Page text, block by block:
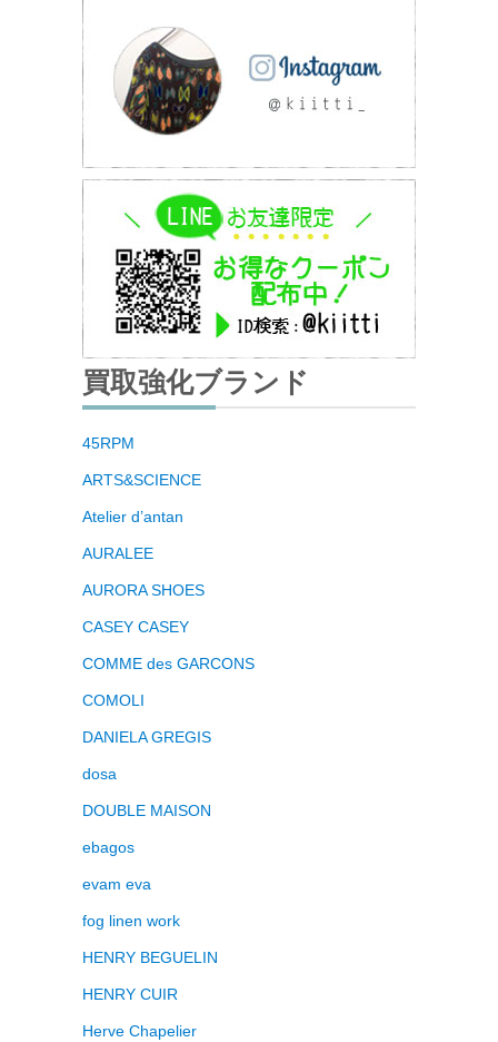
買取強化ブランド
45RPM
ARTS&SCIENCE
Atelier d’antan
AURALEE
AURORA SHOES
CASEY CASEY
COMME des GARCONS
COMOLI
DANIELA GREGIS
dosa
DOUBLE MAISON
ebagos
evam eva
fog linen work
HENRY BEGUELIN
HENRY CUIR
Herve Chapelier